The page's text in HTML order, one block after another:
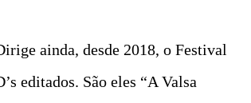
ainda, desde 2018, o Festival
editados. São eles “A Valsa